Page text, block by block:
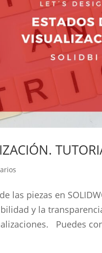
las piezas en
y la
Puedes